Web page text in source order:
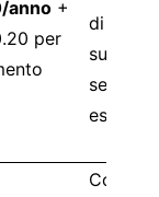
anno +
per
di
se
esterna